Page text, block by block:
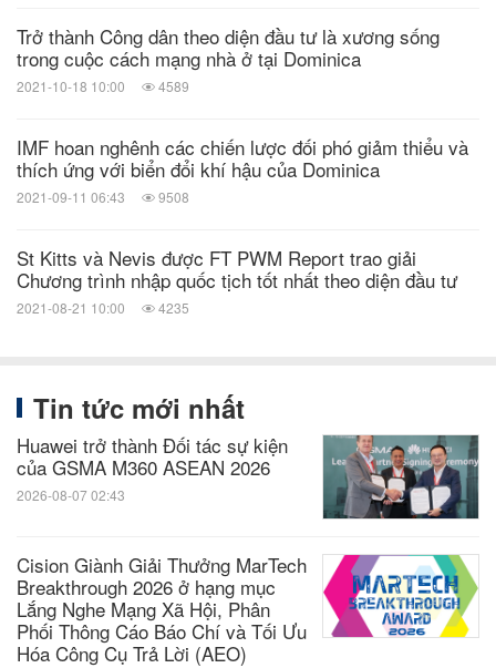
Trở thành Công dân theo diện đầu tư là xương sống
trong cuộc cách mạng nhà ở tại Dominica
2021-10-18 10:00 4589
IMF hoan nghênh các chiến lược đối phó giảm thiểu và
thích ứng với biển đổi khí hậu của Dominica
2021-09-11 06:43 9508
St Kitts và Nevis được FT PWM Report trao giải
Chương trình nhập quốc tịch tốt nhất theo diện đầu tư
2021-08-21 10:00 4235
Tin tức mới nhất
Huawei trở thành Đối tác sự kiện
của GSMA M360 ASEAN 2026
2026-08-07 02:43
Cision Giành Giải Thưởng MarTech
Breakthrough 2026 ở hạng mục
Lắng Nghe Mạng Xã Hội, Phân
Phối Thông Cáo Báo Chí và Tối Ưu
Hóa Công Cụ Trả Lời (AEO)